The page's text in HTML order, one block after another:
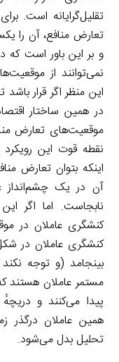
تقلیل‌گرایانه است.
تعارض منافع، آن را
و بر این باور است که
نمی‌توانند از
این منظر اگر قرار
در همین ساختار
موقعیت‌های تعارض
نقطه قوت این
اینکه بتوان تعارض
آن در یک چشم‌انداز
نابجاست. اما اگر
کنشگری عاملان در
کنشگری عاملان در
بینجامد (و توجه
مستمر عاملان هستند
پیدا می‌کنند و
همین عاملان درگذر
تحلیل بدل می‌شود.